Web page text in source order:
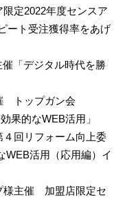
定2022年度センスア
ート受注獲得率をあげ
「デジタル時代を勝
トップガン会
果的なWEB活用」
回リフォーム向上委
活用（応用編）イ
様主催 加盟店限定セ